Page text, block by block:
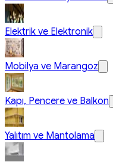
Elektrik ve Elektronik
Mobilya ve Marangoz
Kapı, Pencere ve Balkon
Yalıtım ve Mantolama